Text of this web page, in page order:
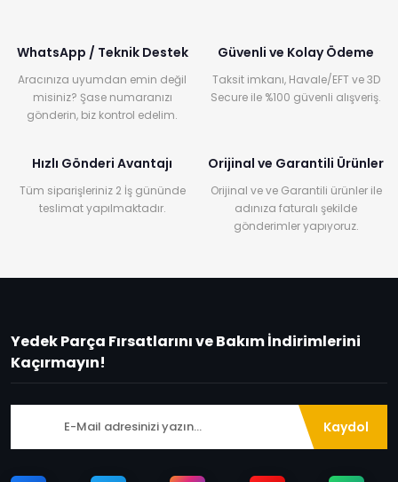
WhatsApp / Teknik Destek
Aracınıza uyumdan emin değil
misiniz? Şase numaranızı
gönderin, biz kontrol edelim.
Güvenli ve Kolay Ödeme
Taksit imkanı, Havale/EFT ve 3D
Secure ile %100 güvenli alışveriş.
Hızlı Gönderi Avantajı
Tüm siparişleriniz 2 İş gününde
teslimat yapılmaktadır.
Orijinal ve Garantili Ürünler
Orijinal ve ve Garantili ürünler ile
adınıza faturalı şekilde
gönderimler yapıyoruz.
Yedek Parça Fırsatlarını ve Bakım İndirimlerini
Kaçırmayın!
Kaydol